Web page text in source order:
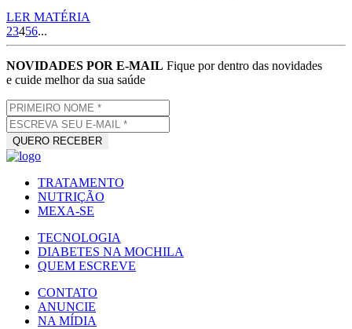
LER MATÉRIA
23456...
NOVIDADES POR E-MAIL Fique por dentro das novidades
e cuide melhor da sua saúde
TRATAMENTO
NUTRIÇÃO
MEXA-SE
TECNOLOGIA
DIABETES NA MOCHILA
QUEM ESCREVE
CONTATO
ANUNCIE
NA MÍDIA